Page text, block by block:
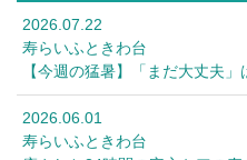
2026.07.22
寿らいふときわ台
【今週の猛暑】「まだ大丈夫
2026.06.01
寿らいふときわ台